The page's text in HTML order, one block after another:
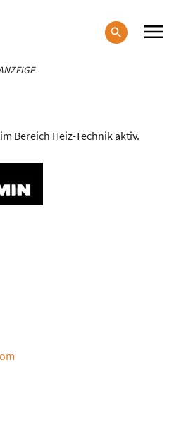
Bereich Heiz-Technik aktiv.